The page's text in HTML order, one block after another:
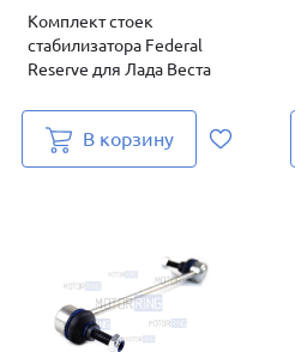
Комплект стоек
стабилизатора Federal
Reserve для Лада Веста
В корзину